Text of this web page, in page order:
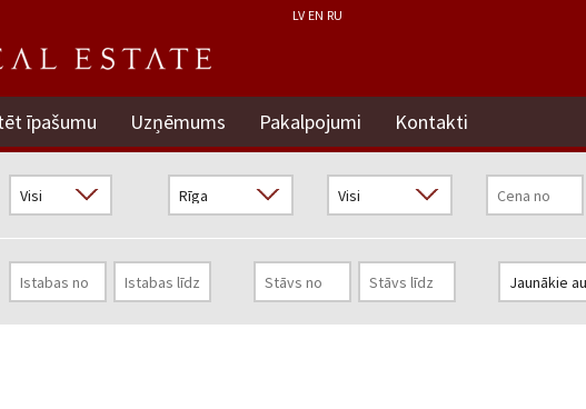
LV EN RU
īpašumu Uzņēmums Pakalpojumi Kontakti